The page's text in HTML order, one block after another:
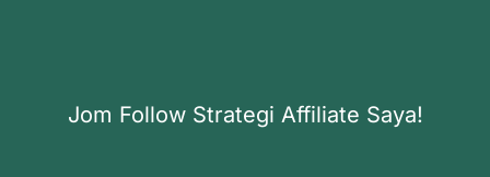
Jom Follow Strategi Affiliate Saya!